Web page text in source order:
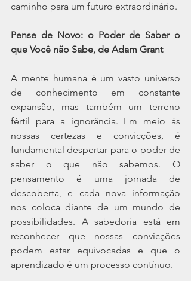
caminho para um futuro extraordinário.
Pense de Novo: o Poder de Saber o
que Você não Sabe, de Adam Grant
A mente humana é um vasto universo
de conhecimento em constante
expansão, mas também um terreno
fértil para a ignorância. Em meio às
nossas certezas e convicções, é
fundamental despertar para o poder de
saber o que não sabemos. O
pensamento é uma jornada de
descoberta, e cada nova informação
nos coloca diante de um mundo de
possibilidades. A sabedoria está em
reconhecer que nossas convicções
podem estar equivocadas e que o
aprendizado é um processo contínuo.